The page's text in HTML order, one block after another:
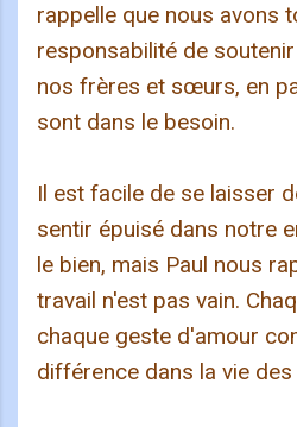
rappelle que nous avons
responsabilité de
nos frères et sœurs, en
sont dans le besoin.
Il est facile de se laisser
sentir épuisé dans notre
le bien, mais Paul nous
travail n'est pas vain.
chaque geste d'amour
différence dans la vie des